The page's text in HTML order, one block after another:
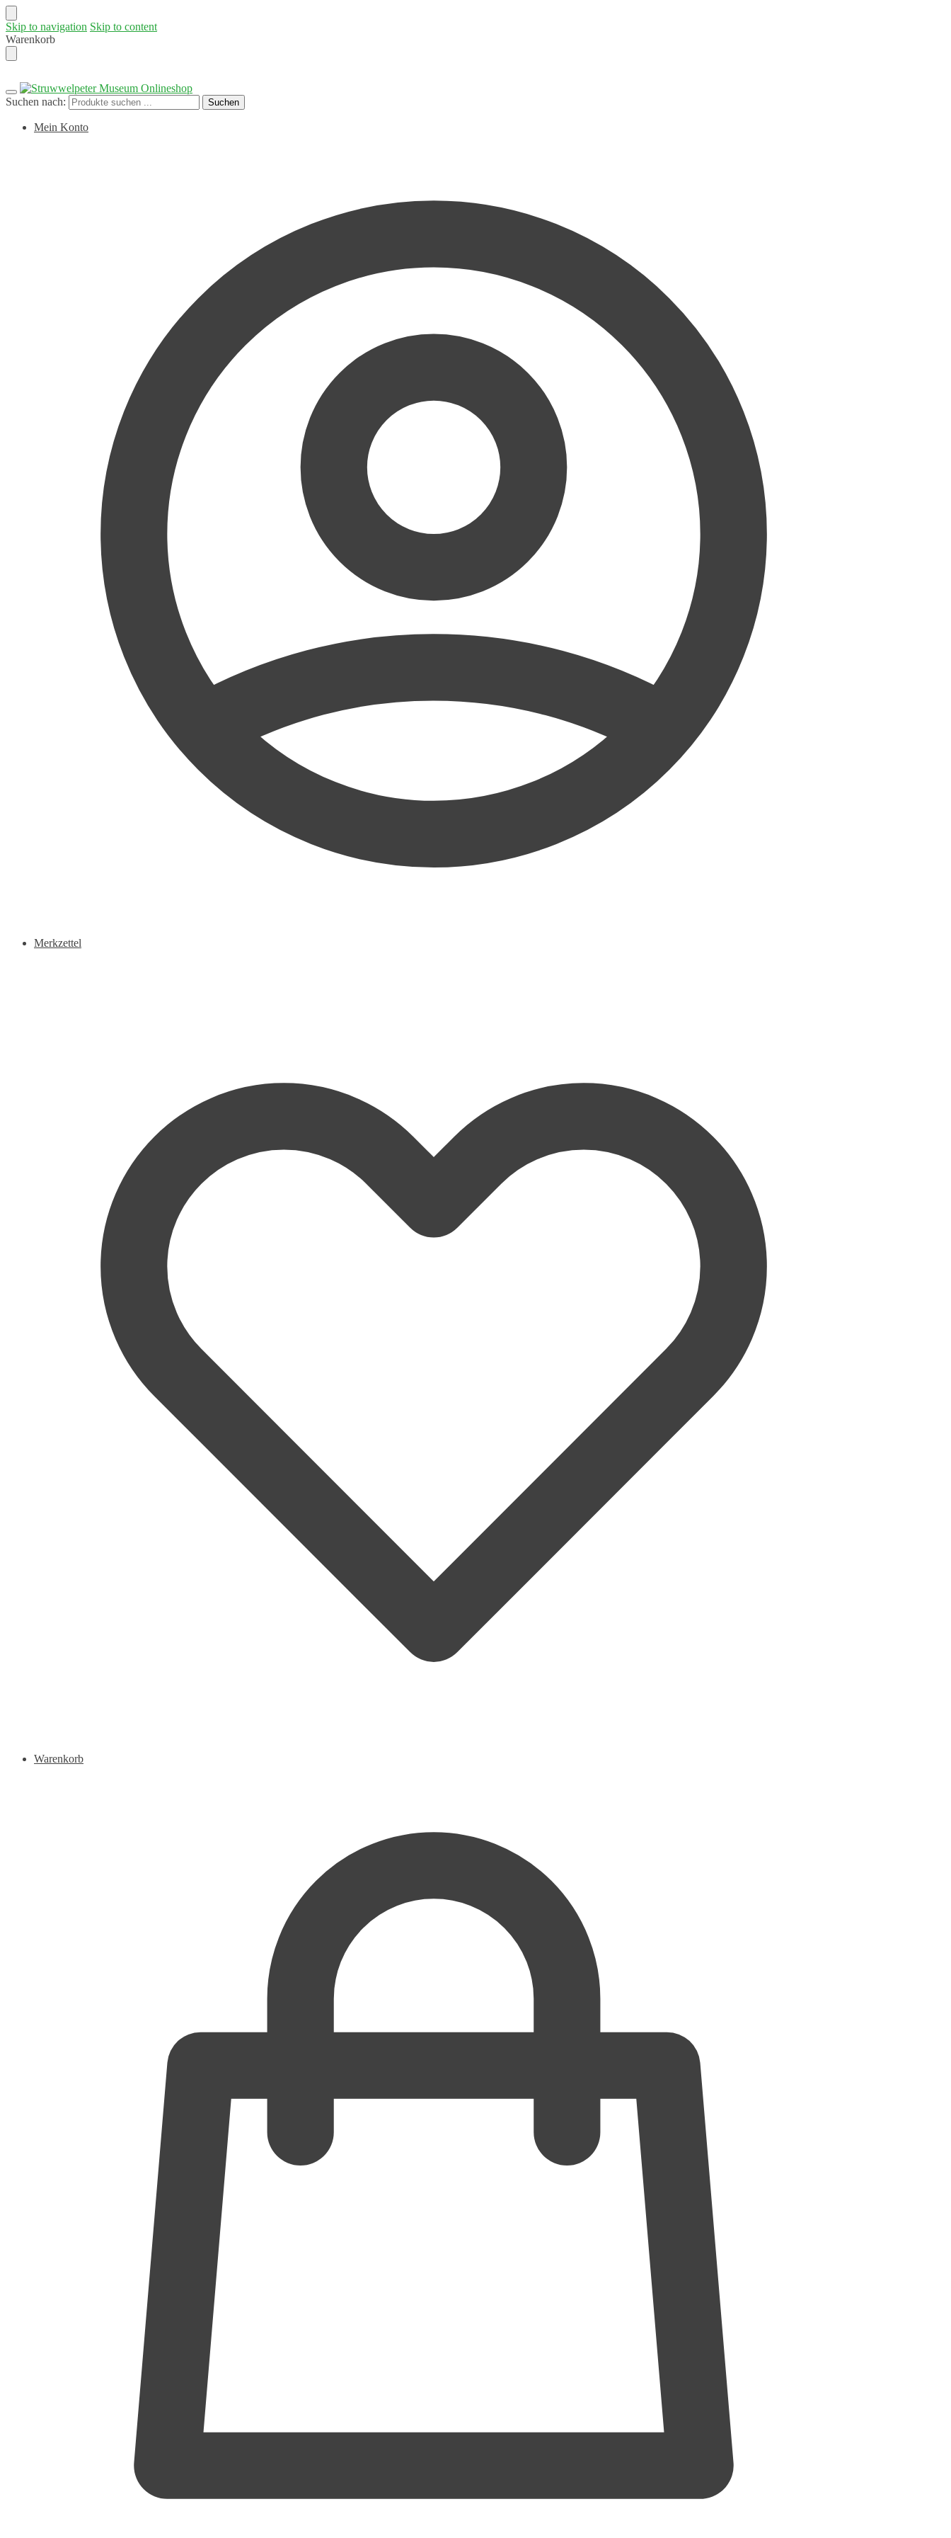
Skip to navigation Skip to content
Warenkorb
Suchen nach: Suchen
Mein Konto
Merkzettel
Warenkorb